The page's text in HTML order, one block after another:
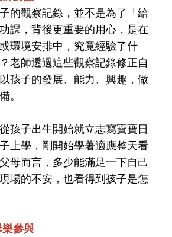
的觀察記錄，並不是為了「給
課，背後更重要的用心，是在
環境安排中，究竟經驗了什
老師透過這些觀察記錄修正自
孩子的發展、能力、興趣，做
。
孩子出生開始就立志寫寶寶日
上學，剛開始學著適應整天看
母而言，多少能滿足一下自己
場的不安，也看得到孩子是怎
參與